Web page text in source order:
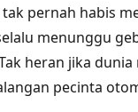
pernah habis
menunggu
heran jika
pecinta